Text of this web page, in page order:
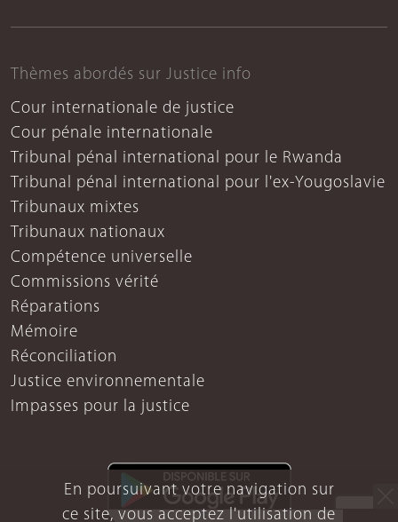
En poursuivant votre navigation sur
ce site, vous acceptez l'utilisation de
Thèmes abordés sur Justice info
Cour internationale de justice
Cour pénale internationale
Tribunal pénal international pour le Rwanda
Tribunal pénal international pour l'ex-Yougoslavie
Tribunaux mixtes
Tribunaux nationaux
Compétence universelle
Commissions vérité
Réparations
Mémoire
Réconciliation
Justice environnementale
Impasses pour la justice